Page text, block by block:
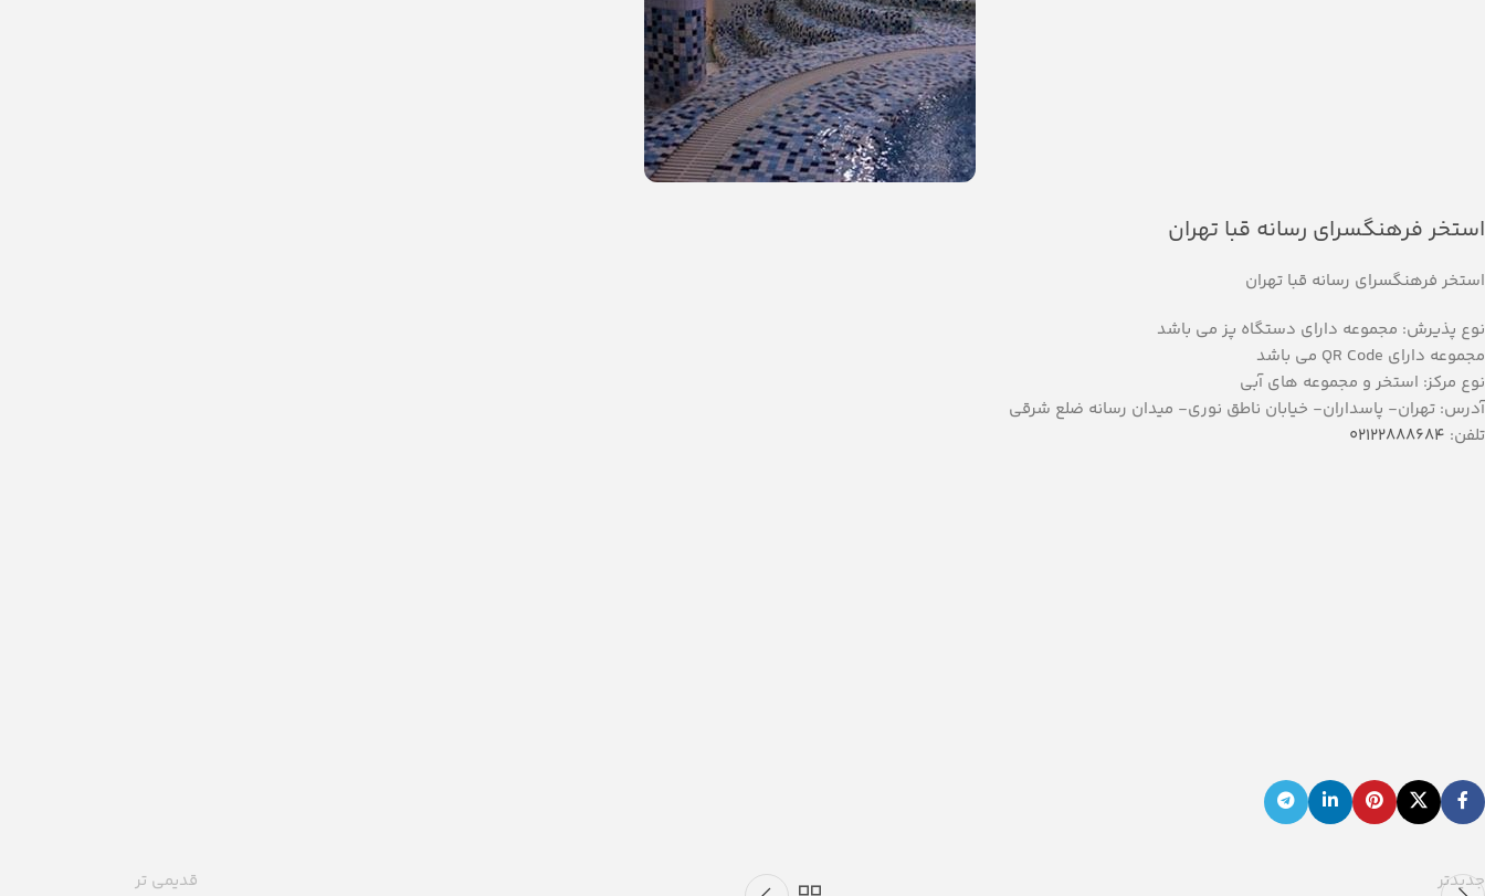
استخر فرهنگسرای رسانه قبا تهران
استخر فرهنگسرای رسانه قبا تهران
نوع پذیرش: مجموعه دارای دستگاه پز می باشد
مجموعه دارای QR Code می باشد
نوع مرکز: استخر و مجموعه های آبی
آدرس: تهران- پاسداران- خیابان ناطق نوری- میدان رسانه ضلع شرقی
تلفن: 02122888684
جدیدتر
قدیمی تر